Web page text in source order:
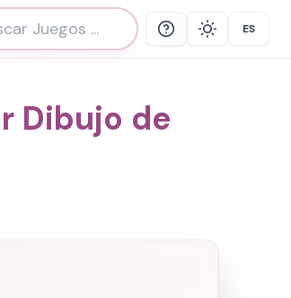
Help Theme Select
ES
Dibujo de